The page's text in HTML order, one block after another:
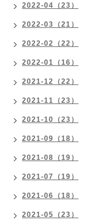
2022-04（23）
2022-03（21）
2022-02（22）
2022-01（16）
2021-12（22）
2021-11（23）
2021-10（23）
2021-09（18）
2021-08（19）
2021-07（19）
2021-06（18）
2021-05（23）